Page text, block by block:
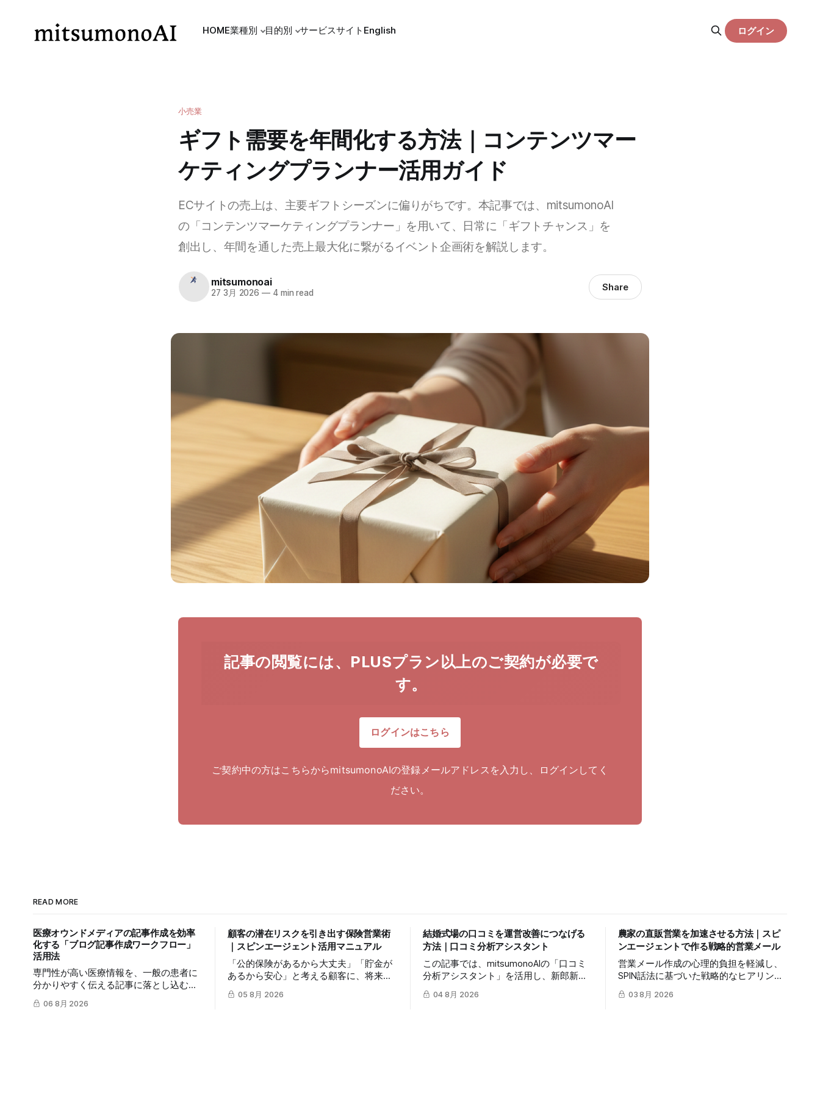
HOME業種別 目的別 サービスサイト English ログイン
小売業
ギフト需要を年間化する方法｜コンテンツマー
ケティングプランナー活用ガイド
ECサイトの売上は、主要ギフトシーズンに偏りがちです。本記事では、mitsumonoAI
の「コンテンツマーケティングプランナー」を用いて、日常に「ギフトチャンス」を
創出し、年間を通した売上最大化に繋がるイベント企画術を解説します。
mitsumonoai
27 3月 2026 — 4 min read Share
記事の閲覧には、PLUSプラン以上のご契約が必要で
す。
ログインはこちら
ご契約中の方はこちらからmitsumonoAIの登録メールアドレスを入力し、ログインしてく
ださい。
READ MORE
医療オウンドメディアの記事作成を効率
化する「ブログ記事作成ワークフロー」
活用法
専門性が高い医療情報を、一般の患者に
分かりやすく伝える記事に落とし込むに
は、多くの時間を要します。この記事で
は、mitsumonoAIの「ブログ記事作成ワ
06 8月 2026
顧客の潜在リスクを引き出す保険営業術
｜スピンエージェント活用マニュアル
「公的保険があるから大丈夫」「貯金が
あるから安心」と考える顧客に、将来の
リスクを自分ごととして捉えてもらうの
は簡単ではありません。この記事では、
05 8月 2026
結婚式場の口コミを運営改善につなげる
方法｜口コミ分析アシスタント
この記事では、mitsumonoAIの「口コミ
分析アシスタント」を活用し、新郎新婦
やゲストの生の声から自社の真の価値を
抽出し、来館予約率（CVR）を向上させ
04 8月 2026
農家の直販営業を加速させる方法｜スピ
ンエージェントで作る戦略的営業メール
営業メール作成の心理的負担を軽減し、
SPIN話法に基づいた戦略的なヒアリング
と提案文作成で、成約率の高いB2B営業
を実現するmitsumonoAIの活用法を解説
03 8月 2026